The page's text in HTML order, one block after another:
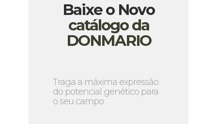
Baixe o Novo
catálogo da
DONMARIO
Traga a máxima expressão
do potencial genético para
o seu campo